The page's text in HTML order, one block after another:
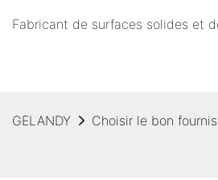
Fabricant de surfaces solides et
GELANDY Choisir le bon